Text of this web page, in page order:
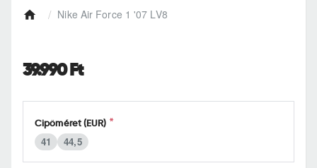
e
Nike Air Force 1 '07 LV8
39.990 Ft
Cipőméret (EUR)
41 44,5